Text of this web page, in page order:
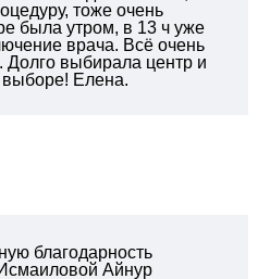
тоже очень
была утром, в 13 ч уже
врача. Всё очень
Долго выбирала центр и
Елена.
благодарность
Исмаиловой Айнур